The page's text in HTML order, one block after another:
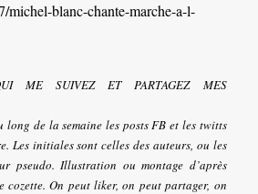
michel-blanc-chante-marche-a-l-
ME SUIVEZ ET PARTAGEZ MES
long de la semaine les posts FB et les twitts
Les initiales sont celles des auteurs, ou les
pseudo. Illustration ou montage d’après
On peut liker, on peut partager, on